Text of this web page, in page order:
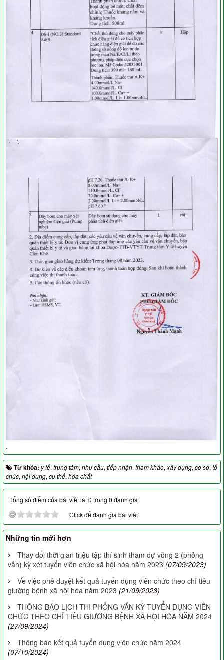
.
Từ khóa: y tế, trung tâm, nhu cầu, tiếp nhận, tham khảo, xây dựng, cơ sở, tổ
chức, nội dung, cụ thể, hóa chất
Tổng số điểm của bài viết là: 0 trong 0 đánh giá
Click để đánh giá bài viết
Những tin mới hơn
Thay đổi thời gian triệu tập thí sinh tham dự vòng 2 (phỏng
vấn) kỳ xét tuyển viên chức xã hội hóa năm 2023 (07/09/2023)
Về việc phê duyệt kết quả tuyển dụng viên chức theo chỉ tiêu
giường bệnh xã hội hóa năm 2023 (21/09/2023)
THÔNG BÁO LỊCH THI PHỎNG VẤN KỲ TUYỂN DỤNG VIÊN
CHỨC THEO CHỈ TIÊU GIƯỜNG BỆNH XÃ HỘI HÓA NĂM 2024
(27/09/2024)
Thông báo kết quả tuyển dụng viên chức năm 2024
(07/10/2024)